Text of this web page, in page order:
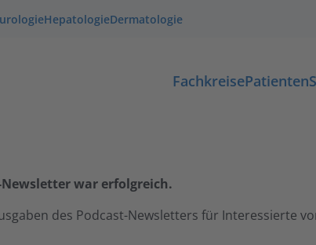
HepatologieDermatologie
FachkreisePatienten
war erfolgreich.
des Podcast-Newsletters für Interessierte